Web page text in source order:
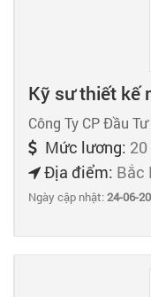
Kỹ sư thiết kế
Công Ty CP Đầu
Mức lương:
Địa điểm: Bắc
Ngày cập nhật:24-06-